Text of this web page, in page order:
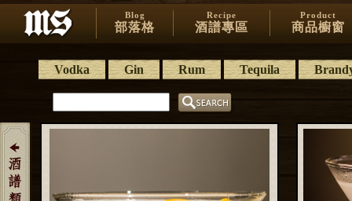
Blog
部落格
Recipe
酒譜專區
Product
商品櫥窗
Vodka Gin Rum Tequila